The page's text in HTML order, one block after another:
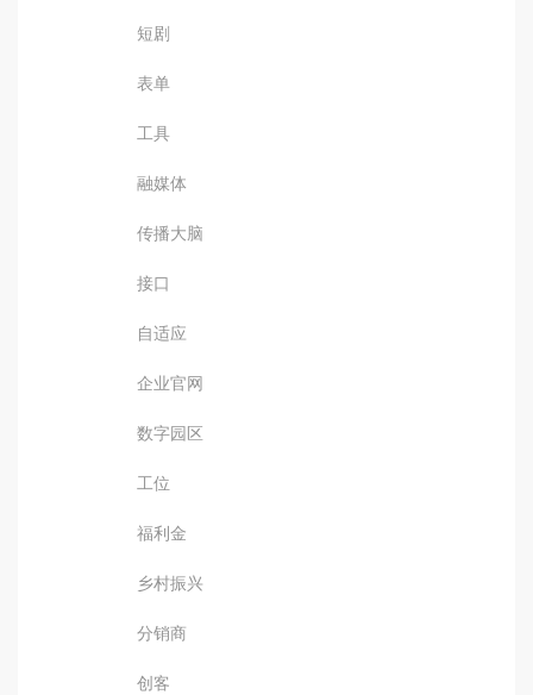
短剧
表单
工具
融媒体
传播大脑
接口
自适应
企业官网
数字园区
工位
福利金
乡村振兴
分销商
创客